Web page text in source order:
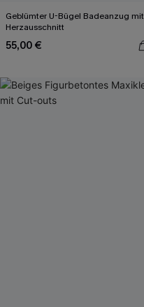
Geblümter U-Bügel Badeanzug mit
Herzausschnitt
55,00 €